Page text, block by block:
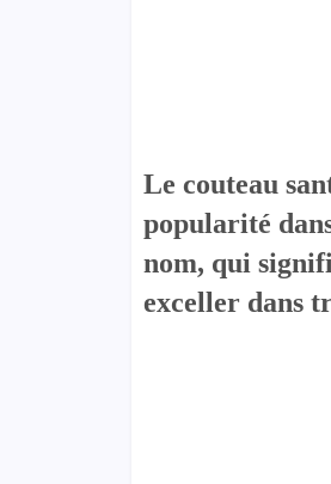
Le couteau
popularité
nom, qui
exceller dans